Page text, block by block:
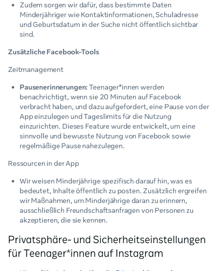
Zudem sorgen wir dafür, dass bestimmte Daten
Minderjähriger wie Kontaktinformationen, Schuladresse
und Geburtsdatum in der Suche nicht öffentlich sichtbar
sind.
Zusätzliche Facebook-Tools
Zeitmanagement
Pausenerinnerungen: Teenager*innen werden
benachrichtigt, wenn sie 20 Minuten auf Facebook
verbracht haben, und dazu aufgefordert, eine Pause von der
App einzulegen und Tageslimits für die Nutzung
einzurichten. Dieses Feature wurde entwickelt, um eine
sinnvolle und bewusste Nutzung von Facebook sowie
regelmäßige Pause nahezulegen.
Ressourcen in der App
Wir weisen Minderjährige spezifisch darauf hin, was es
bedeutet, Inhalte öffentlich zu posten. Zusätzlich ergreifen
wir Maßnahmen, um Minderjährige daran zu erinnern,
ausschließlich Freundschaftsanfragen von Personen zu
akzeptieren, die sie kennen.
Privatsphäre- und Sicherheitseinstellungen
für Teenager*innen auf Instagram